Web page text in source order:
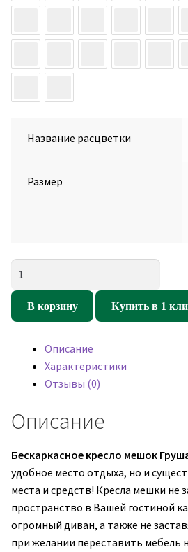
Название расцветки
Размер
Кресло
мешок
Naomi
(велюр)
В корзину Купить в 1
Описание
Характеристики
Отзывы (0)
Описание
Бескаркасное кресло мешок
удобное место отдыха, но и
места и средств! Кресла мешки не
пространство в Вашей гостиной
огромный диван, а также не
при желании переставить мебель